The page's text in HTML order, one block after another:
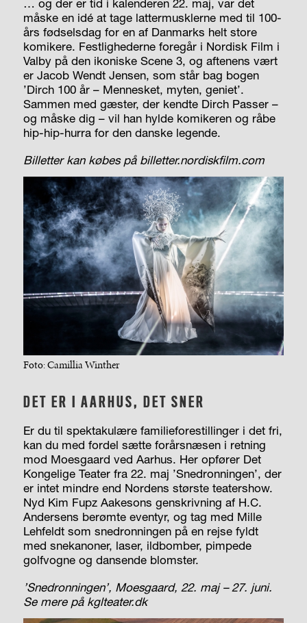
… og der er tid i kalenderen 22. maj, var det
måske en idé at tage lattermusklerne med til 100-
års fødselsdag for en af Danmarks helt store
komikere. Festlighederne foregår i Nordisk Film i
Valby på den ikoniske Scene 3, og aftenens vært
er Jacob Wendt Jensen, som står bag bogen
’Dirch 100 år – Mennesket, myten, geniet’.
Sammen med gæster, der kendte Dirch Passer –
og måske dig – vil han hylde komikeren og råbe
hip-hip-hurra for den danske legende.
Billetter kan købes på billetter.nordiskfilm.com
Foto: Camillia Winther
DET ER I AARHUS, DET SNER
Er du til spektakulære familieforestillinger i det fri,
kan du med fordel sætte forårsnæsen i retning
mod Moesgaard ved Aarhus. Her opfører Det
Kongelige Teater fra 22. maj ’Snedronningen’, der
er intet mindre end Nordens største teatershow.
Nyd Kim Fupz Aakesons genskrivning af H.C.
Andersens berømte eventyr, og tag med Mille
Lehfeldt som snedronningen på en rejse fyldt
med snekanoner, laser, ildbomber, pimpede
golfvogne og dansende blomster.
’Snedronningen’, Moesgaard, 22. maj – 27. juni.
Se mere på kglteater.dk